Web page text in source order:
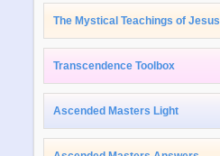
The Mystical Teachings of Jesus
Transcendence Toolbox
Ascended Masters Light